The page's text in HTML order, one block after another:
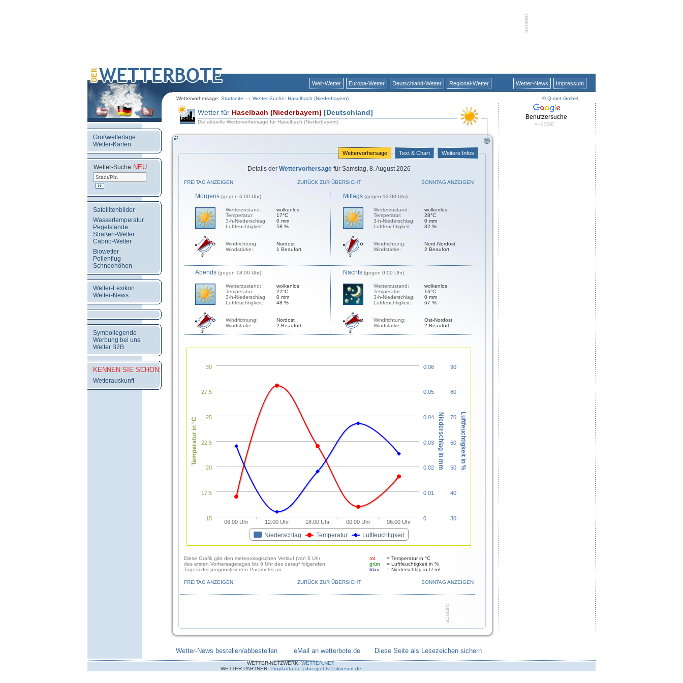
Welt-Wetter Europa-Wetter Deutschland-Wetter Regional-Wetter
Wettervorhersage: Startseite Wetter-Suche: Haselbach (Niederbayern)
Wetter-News Impressum
©Q.met GmbH
Großwetterlage
Wetter-Karten
Wetter-Suche NEU
Satellitenbilder
Wassertemperatur
Pegelstände
Straßen-Wetter
Cabrio-Wetter
Biowetter
Pollenflug
Schneehöhen
Wetter-Lexikon
Wetter-News
Symbollegende
Werbung bei uns
Wetter B2B
KENNEN SIE SCHON:
Wetterauskunft
Wetter für Haselbach (Niederbayern) [Deutschland]
Die aktuelle Wettervorhersage für Haselbach (Niederbayern)
Wettervorhersage Text & Chart Weitere Infos
Details der Wettervorhersagefür Samstag, 8. August 2026
FREITAG ANZEIGEN ZURÜCK ZUR ÜBERSICHT SONNTAG ANZEIGEN
Morgens (gegen 6:00 Uhr)
Wetterzustand:
Temperatur:
3-h-Niederschlag:
Luftfeuchtigkeit:
wolkenlos
17°C
0 mm
58 %
Windrichtung:
Windstärke:
Nordost
1 Beaufort
Mittags (gegen 12:00 Uhr)
Wetterzustand:
Temperatur:
3-h-Niederschlag:
Luftfeuchtigkeit:
wolkenlos
28°C
0 mm
32 %
Windrichtung:
Windstärke:
Nord-Nordost
2 Beaufort
Abends (gegen 18:00 Uhr)
Wetterzustand:
Temperatur:
3-h-Niederschlag:
Luftfeuchtigkeit:
wolkenlos
22°C
0 mm
48 %
Windrichtung:
Windstärke:
Nordost
2 Beaufort
Nachts (gegen 0:00 Uhr)
Wetterzustand:
Temperatur:
3-h-Niederschlag:
Luftfeuchtigkeit:
wolkenlos
16°C
0 mm
67 %
Windrichtung:
Windstärke:
Ost-Nordost
2 Beaufort
Temperatur in °C Niederschlag in mm Luftfeuchtigkeit in %
Niederschlag Temperatur Luftfeuchtigkeit
06:00 Uhr 12:00 Uhr 18:00 Uhr 00:00 Uhr 06:00 Uhr
15
17.5
20
22.5
25
27.5
30
0
0.01
0.02
0.03
0.04
0.05
0.06
30
40
50
60
70
80
90
Diese Grafik gibt den meteorologischen Verlauf (von 6 Uhr
des ersten Vorhersagetages bis 6 Uhr des darauf folgenden
Tages) der prognostizierten Parameter an.
rot
= Temperatur in °C
grün
= Luftfeuchtigkeit in %
blau
= Niederschlag in l / m²
FREITAG ANZEIGEN ZURÜCK ZUR ÜBERSICHT SONNTAG ANZEIGEN
Benutzersuche
Wetter-News bestellen/abbestellen eMail an wetterbote.de Diese Seite als Lesezeichen sichern
WETTER-NETZWERK:WETTER.NET
WETTER-PARTNER: Proplanta.de | docspot.tv| skiresort.de